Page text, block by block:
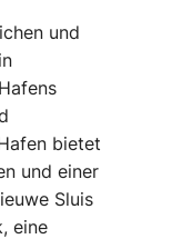
und
bietet
und einer
Sluis
eine